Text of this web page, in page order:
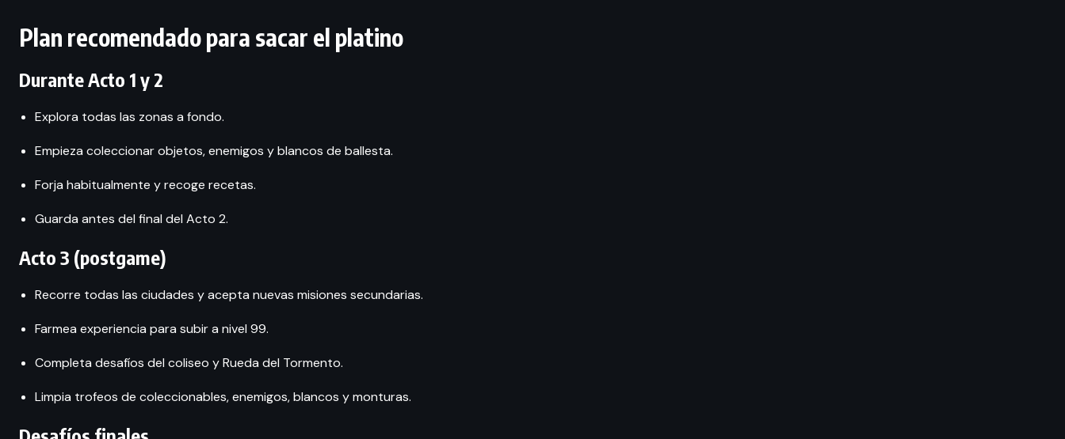
Plan recomendado para sacar el platino
Durante Acto 1 y 2
Explora todas las zonas a fondo.
Empieza coleccionar objetos, enemigos y blancos de ballesta.
Forja habitualmente y recoge recetas.
Guarda antes del final del Acto 2.
Acto 3 (postgame)
Recorre todas las ciudades y acepta nuevas misiones secundarias.
Farmea experiencia para subir a nivel 99.
Completa desafíos del coliseo y Rueda del Tormento.
Limpia trofeos de coleccionables, enemigos, blancos y monturas.